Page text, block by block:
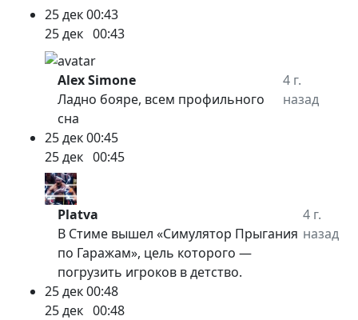
25 дек00:43
25 дек 00:43
Alex Simone
Ладно бояре, всем профильного
сна
4 г.
назад
25 дек00:45
25 дек 00:45
Platva
В Стиме вышел «Симулятор Прыгания
по Гаражам», цель которого —
погрузить игроков в детство.
4 г.
назад
25 дек00:48
25 дек 00:48